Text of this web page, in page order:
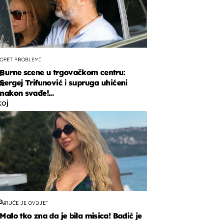
OPET PROBLEMI
Burne scene u trgovačkom centru:
Sergej Trifunović i supruga uhićeni
nakon svađe!...
"VRUĆE JE OVDJE"
Malo tko zna da je bila misica! Badić je